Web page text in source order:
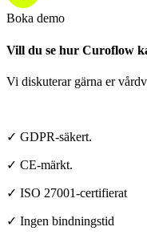
Boka demo
Vill du se hur Curoflow
Vi diskuterar gärna er
✓ GDPR-säkert.
✓ CE-märkt.
✓ ISO 27001-certifierat
✓ Ingen bindningstid